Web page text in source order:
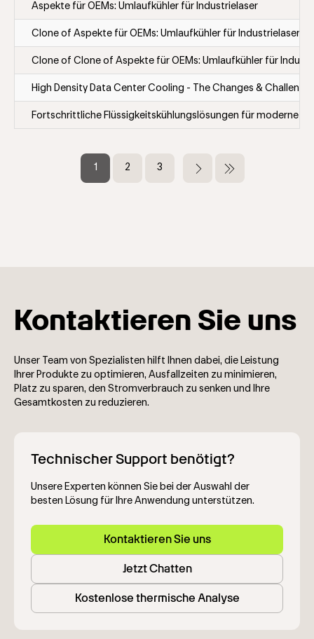
Aspekte für OEMs: Umlaufkühler für Industrielaser
Clone of Aspekte für OEMs: Umlaufkühler für Industrielaser
Clone of Clone of Aspekte für OEMs: Umlaufkühler für
High Density Data Center Cooling - The Changes &
Fortschrittliche Flüssigkeitskühlungslösungen für moderne
Seitennummerierung
Aktuelle
Seite
1 Seite
2 Seite
3
NächsteLetzte
Kontaktieren Sie uns
Unser Team von Spezialisten hilft Ihnen dabei, die Leistung
Ihrer Produkte zu optimieren, Ausfallzeiten zu minimieren,
Platz zu sparen, den Stromverbrauch zu senken und Ihre
Gesamtkosten zu reduzieren.
Technischer Support benötigt?
Unsere Experten können Sie bei der Auswahl der
besten Lösung für Ihre Anwendung unterstützen.
Kontaktieren Sie uns
Jetzt Chatten
Kostenlose thermische Analyse